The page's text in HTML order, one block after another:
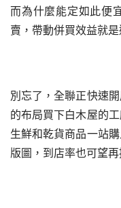
而為什麼能定如此便
賣，帶動併買效益就是
別忘了，全聯正快速
的布局買下白木屋的
生鮮和乾貨商品一站
版圖，到店率也可望再